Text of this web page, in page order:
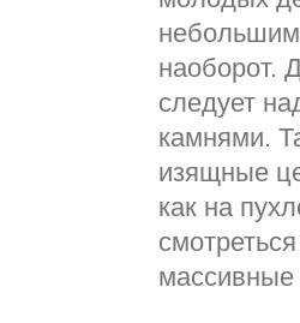
наоборот.
следует
камнями.
изящные
как на